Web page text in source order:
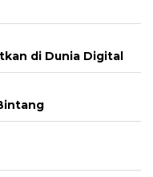
di Dunia Digital